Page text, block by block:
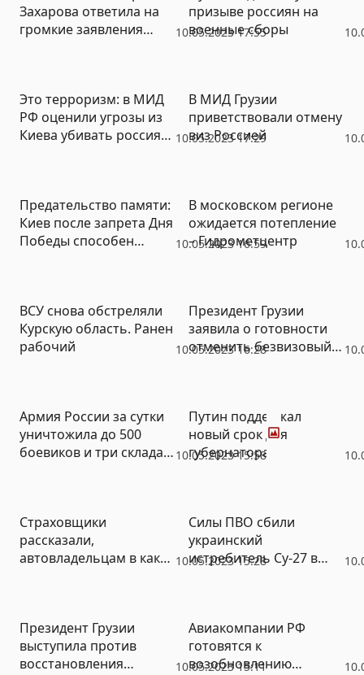
10.05.2023 17:55
Захарова ответила на
громкие заявления
призыве россиян на
военные сборы
10.05.2023 17:29
Это терроризм: в МИД
РФ оценили угрозы из
Киева убивать россиян
В МИД Грузии
приветствовали отмену
виз Россией
10.05.2023 16:59
Предательство памяти:
Киев после запрета Дня
Победы способен
В московском регионе
ожидается потепление
– Гидрометцентр
10.05.2023 16:28
ВСУ снова обстреляли
Курскую область. Ранен
рабочий
Президент Грузии
заявила о готовности
отменить безвизовый
10.05.2023 15:58
Армия России за сутки
уничтожила до 500
боевиков и три склада
Фото
Путин поддержал
новый срок для
губернатора
10.05.2023 15:28
Страховщики
рассказали,
автовладельцам в каких
Силы ПВО сбили
украинский
истребитель Су-27 в
10.05.2023 15:11
Президент Грузии
выступила против
восстановления
Авиакомпании РФ
готовятся к
возобновлению